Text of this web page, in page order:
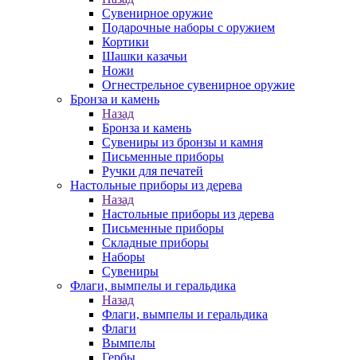
Сувенирное оружие
Подарочные наборы с оружием
Кортики
Шашки казачьи
Ножи
Огнестрельное сувенирное оружие
Бронза и камень
Назад
Бронза и камень
Сувениры из бронзы и камня
Письменные приборы
Ручки для печатей
Настольные приборы из дерева
Назад
Настольные приборы из дерева
Письменные приборы
Складные приборы
Наборы
Сувениры
Флаги, вымпелы и геральдика
Назад
Флаги, вымпелы и геральдика
Флаги
Вымпелы
Гербы